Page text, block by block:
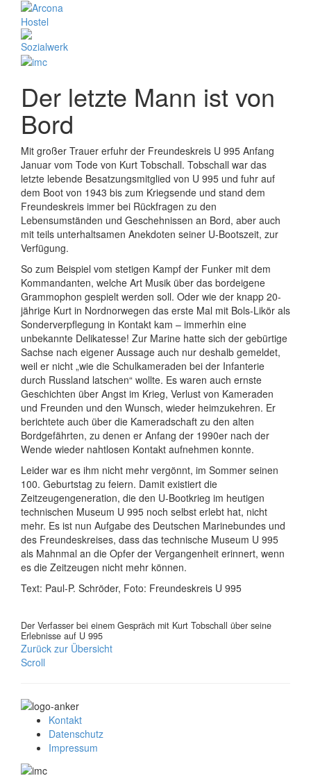
Der letzte Mann ist von
Bord
Mit großer Trauer erfuhr der Freundeskreis U 995 Anfang
Januar vom Tode von Kurt Tobschall. Tobschall war das
letzte lebende Besatzungsmitglied von U 995 und fuhr auf
dem Boot von 1943 bis zum Kriegsende und stand dem
Freundeskreis immer bei Rückfragen zu den
Lebensumständen und Geschehnissen an Bord, aber auch
mit teils unterhaltsamen Anekdoten seiner U-Bootszeit, zur
Verfügung.
So zum Beispiel vom stetigen Kampf der Funker mit dem
Kommandanten, welche Art Musik über das bordeigene
Grammophon gespielt werden soll. Oder wie der knapp 20-
jährige Kurt in Nordnorwegen das erste Mal mit Bols-Likör als
Sonderverpflegung in Kontakt kam – immerhin eine
unbekannte Delikatesse! Zur Marine hatte sich der gebürtige
Sachse nach eigener Aussage auch nur deshalb gemeldet,
weil er nicht „wie die Schulkameraden bei der Infanterie
durch Russland latschen“ wollte. Es waren auch ernste
Geschichten über Angst im Krieg, Verlust von Kameraden
und Freunden und den Wunsch, wieder heimzukehren. Er
berichtete auch über die Kameradschaft zu den alten
Bordgefährten, zu denen er Anfang der 1990er nach der
Wende wieder nahtlosen Kontakt aufnehmen konnte.
Leider war es ihm nicht mehr vergönnt, im Sommer seinen
100. Geburtstag zu feiern. Damit existiert die
Zeitzeugengeneration, die den U-Bootkrieg im heutigen
technischen Museum U 995 noch selbst erlebt hat, nicht
mehr. Es ist nun Aufgabe des Deutschen Marinebundes und
des Freundeskreises, dass das technische Museum U 995
als Mahnmal an die Opfer der Vergangenheit erinnert, wenn
es die Zeitzeugen nicht mehr können.
Text: Paul-P. Schröder, Foto: Freundeskreis U 995
Der Verfasser bei einem Gespräch mit Kurt Tobschall über seine
Erlebnisse auf U 995
Zurück zur Übersicht
Scroll
Kontakt
Datenschutz
Impressum